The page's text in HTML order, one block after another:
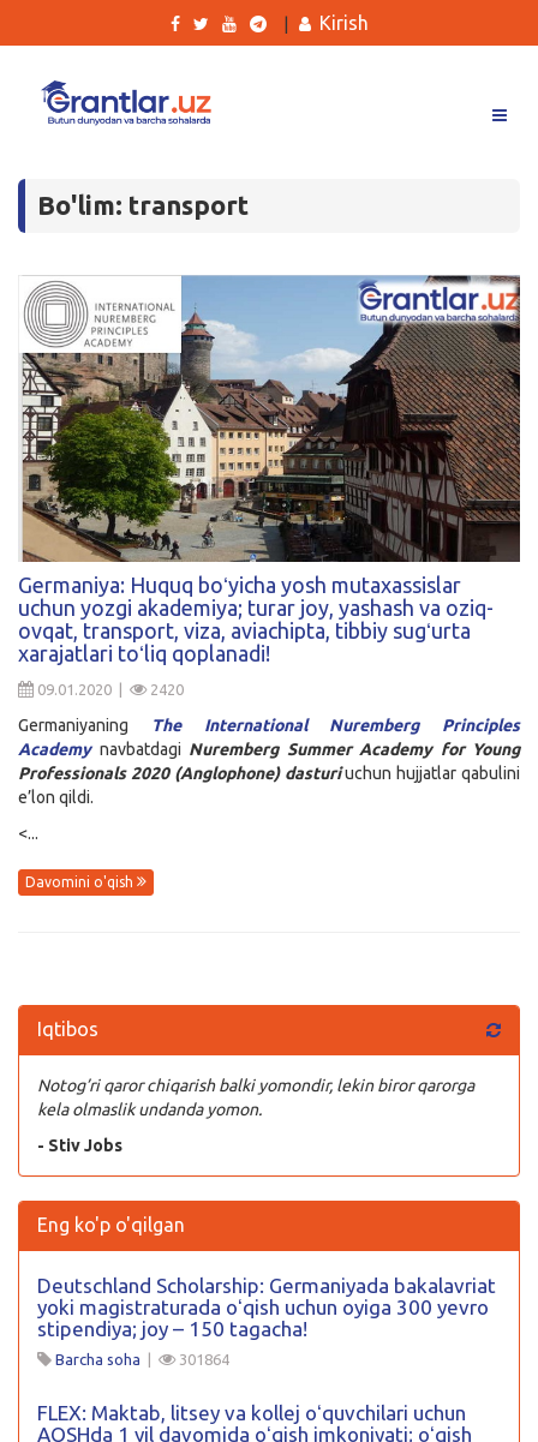
Tanlovlar
Kurslar
Blog
Yana
Qidirish
Kirish
Bo'lim: transport
Germaniya: Huquq boʻyicha yosh mutaxassislar
uchun yozgi akademiya; turar joy, yashash va oziq-
ovqat, transport, viza, aviachipta, tibbiy sugʻurta
xarajatlari toʻliq qoplanadi!
09.01.2020 | 2420
Germaniyaning
The International Nuremberg Principles
Academynavbatdagi Nuremberg Summer Academy for Young
Professionals 2020 (Anglophone) dasturiuchun hujjatlar qabulini
e’lon qildi.
<...
Davomini o'qish
Iqtibos
Notog’ri qaror chiqarish balki yomondir, lekin biror qarorga
kela olmaslik undanda yomon.
- Stiv Jobs
Eng ko'p o'qilgan
Deutschland Scholarship: Germaniyada bakalavriat
yoki magistraturada oʻqish uchun oyiga 300 yevro
stipendiya; joy – 150 tagacha!
Barcha soha 301864
FLEX: Maktab, litsey va kollej oʻquvchilari uchun
AQSHda 1 yil davomida oʻqish imkoniyati; oʻqish